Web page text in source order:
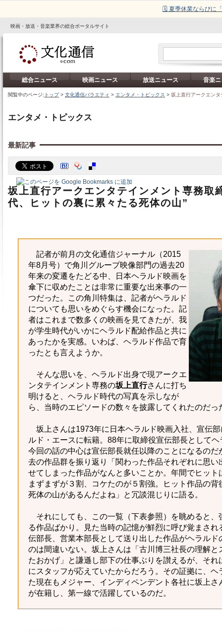
🗓️ 夏季休業ならびに
映画・放送・音楽業界の総合ポータルサイト
総合ニュース 映画ニュース 放送ニュース 音楽
閲覧中のページ: トップ> 文化通信バラエティ > エンタメ・トピックス > 坂上直行アークエンタ
エンタメ・トピックス
最新記事
坂上直行アークエンタテインメント専務取
代、ヒットの裏に累々たる死体の山”
記者が前月の文化通信ジャーナル（2015
年8月号）で角川グループ映像部門の過去20
年来の変遷をたどる中、日本ヘラルド映画を
傘下に収めたことは非常に重要な出来事の一
つだった。この角川特集は、記者がヘラルド
についても思いをめぐらす機会になった。記
者はこれまで数多くの映画を見てきたが、我
が学生時代がいかにヘラルド配給作品と共に
あったかを実感。いわば、ヘラルド作品で育
ったとも言えようか。
そんな思いを、ヘラルド出身で現アークエ
ンタテインメント専務の坂上直行さんに打ち
明けると、ヘラルド時代の写真を示しなが
ら、当時のエピソードの数々を披露してくれたのだっ
坂上さんは1973年に日本ヘラルド映画入社、宣伝
ルド・エースに転籍。88年に取締役宣伝部長として
今回の話の中心は宣伝部長就任以降のことになるのだ
去の作品群を振り返り「関わった作品それぞれに思い
せてしまった作品がなんと多いことか。年間でヒット
まずまずが３割、コケたのが５割強。ヒット作品の背
死体の山があるんだよね」と冗談混じりに語る。
それにしても、この一覧（下表参照）を眺めると、
る作品ばかり。見た当時の記憶が鮮烈に呼び覚まされ
伝部長、営業本部長として送り出した作品がヘラルド
のは間違いない。坂上さんは「古川博三社長の理解と
たおかげ」と謙遜し部下の仕事ぶりを讃えるが、それ
にスタッフが応えていたからだろう。その証拠に、ヘ
た現在もメジャー、インディペンデント各社に坂上さ
が在籍し、第一線で活躍しているのだ。